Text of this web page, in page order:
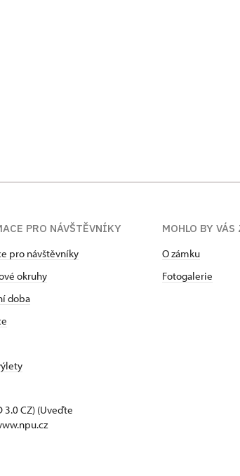
PRO NÁVŠTĚVNÍKY
pro návštěvníky
okruhy
doba
MOHLO BY
O zámku
Fotogalerie
3.0 CZ) (Uveďte